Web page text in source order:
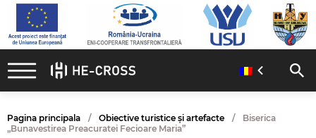
Pagina principala Obiective turistice și artefacte
Biserica
„Bunavestirea Preacuratei Fecioare Maria”